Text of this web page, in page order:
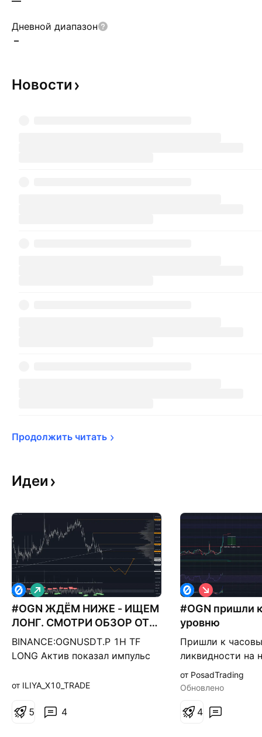
Дневной диапазон
–
Новости
Продолжить читать
Идеи
#OGN ЖДЁМ НИЖЕ - ИЩЕМ
ЛОНГ. СМОТРИ ОБЗОР ОТ
28.05.26
BINANCE:OGNUSDT.P 1H TF
LONG Актив показал импульс
ещё не закончилось, ожидаю
в лонг: ✅ 0,02040 $ ✅ 0,01965
Д
л
и
н
н
а
я
от ILIYA_X10_TRADE
4
5
#OGN пришли
уровню
Пришли к
ликвидности на
(1ч-2ч-3ч-4ч)
зоне поддержке
К
о
р
т
а
я
от PosadTrading
Обновлено
4